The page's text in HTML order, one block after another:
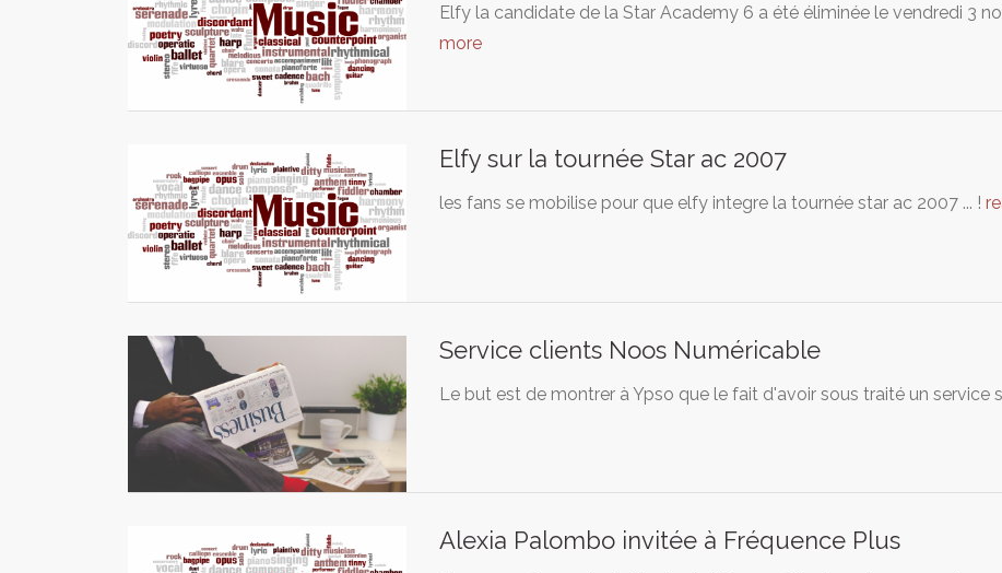
Elfy la candidate de la Star Academy 6 a été éliminée le vendredi 3
more
Elfy sur la tournée Star ac 2007
les fans se mobilise pour que elfy integre la tournée star ac 2007 ... !
Service clients Noos Numéricable
Le but est de montrer à Ypso que le fait d'avoir sous traité un service
Alexia Palombo invitée à Fréquence Plus